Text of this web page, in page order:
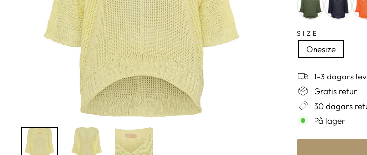
SIZE
Onesize
1-3 dagars
Gratis retur
30 dagars
På lager